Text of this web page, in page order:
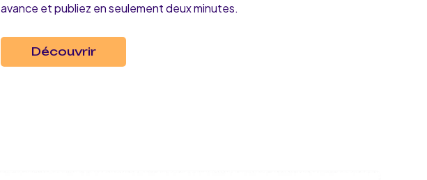
avance et publiez en seulement deux minutes.
Découvrir